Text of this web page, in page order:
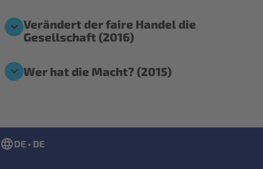
Verändert der faire Handel die
Gesellschaft (2016)
Wer hat die Macht? (2015)
DE • DE